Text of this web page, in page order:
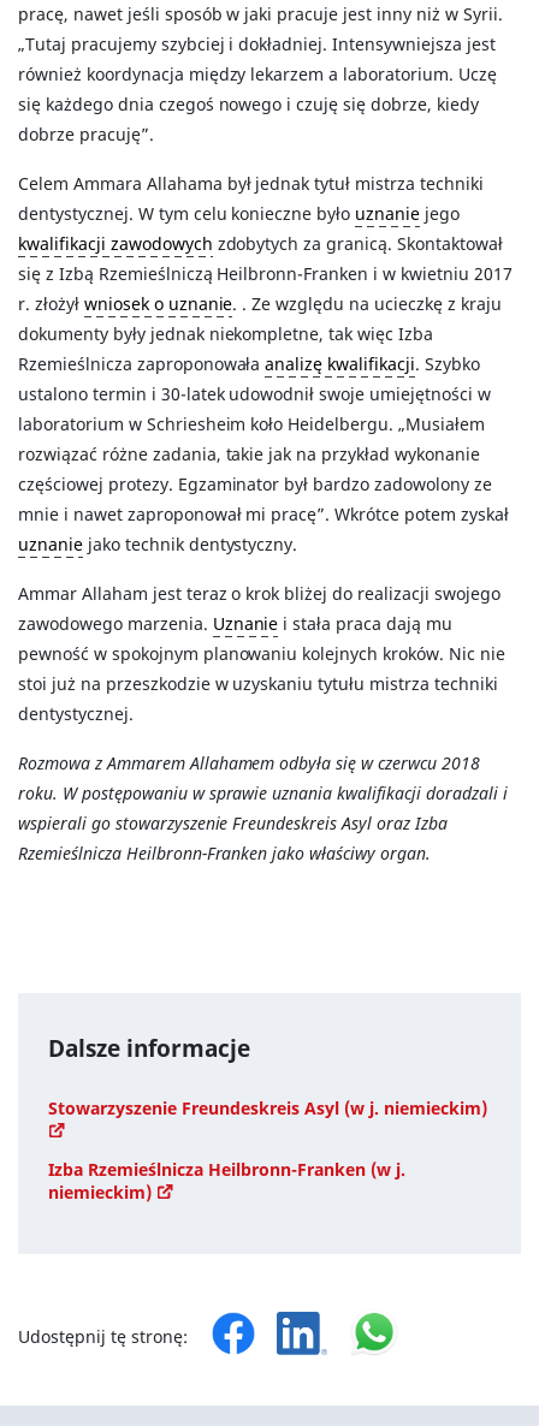
pracę, nawet jeśli sposób w jaki pracuje jest inny niż w Syrii.
„Tutaj pracujemy szybciej i dokładniej. Intensywniejsza jest
również koordynacja między lekarzem a laboratorium. Uczę
się każdego dnia czegoś nowego i czuję się dobrze, kiedy
dobrze pracuję”.
Celem Ammara Allahama był jednak tytuł mistrza techniki
dentystycznej. W tym celu konieczne było uznanie jego
kwalifikacji zawodowych zdobytych za granicą. Skontaktował
się z Izbą Rzemieślniczą Heilbronn-Franken i w kwietniu 2017
r. złożył wniosek o uznanie. . Ze względu na ucieczkę z kraju
dokumenty były jednak niekompletne, tak więc Izba
Rzemieślnicza zaproponowałaanalizę kwalifikacji. Szybko
ustalono termin i 30-latek udowodnił swoje umiejętności w
laboratorium w Schriesheim koło Heidelbergu. „Musiałem
rozwiązać różne zadania, takie jak na przykład wykonanie
częściowej protezy. Egzaminator był bardzo zadowolony ze
mnie i nawet zaproponował mi pracę”. Wkrótce potem zyskał
uznaniejako technik dentystyczny.
Ammar Allaham jest teraz o krok bliżej do realizacji swojego
zawodowego marzenia. Uznanie i stała praca dają mu
pewność w spokojnym planowaniu kolejnych kroków. Nic nie
stoi już na przeszkodzie w uzyskaniu tytułu mistrza techniki
dentystycznej.
Rozmowa z Ammarem Allahamem odbyła się w czerwcu 2018
roku. W postępowaniu w sprawie uznania kwalifikacji doradzali i
wspierali go stowarzyszenie Freundeskreis Asyl oraz Izba
Rzemieślnicza Heilbronn-Franken jako właściwy organ.
Dalsze informacje
Stowarzyszenie Freundeskreis Asyl (w j. niemieckim)
Izba Rzemieślnicza Heilbronn-Franken (w j.
niemieckim)
Udostępnij tę stronę: